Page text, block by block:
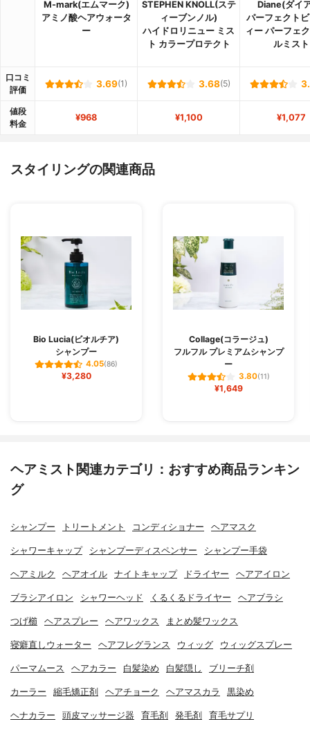
M-mark(エムマーク)
アミノ酸ヘアウォータ
ー
STEPHEN KNOLL(ステ
ィーブンノル)
ハイドロリニュー ミス
ト カラープロテクト
Diane(ダイ
パーフェクト
ィー パーフェ
ルミスト
口コミ
評価
3.69(1) 3.68(5)
値段
料金
¥968 ¥1,100 ¥1,077
スタイリングの関連商品
Bio Lucia(ビオルチア)
シャンプー
4.05(86)
¥3,280
Collage(コラージュ)
フルフル プレミアムシャンプ
ー
3.80(11)
¥1,649
ヘアミスト関連カテゴリ：おすすめ商品ランキン
グ
シャンプー トリートメント コンディショナー ヘアマスク
シャワーキャップ シャンプーディスペンサー シャンプー手袋
ヘアミルク ヘアオイル ナイトキャップ ドライヤー ヘアアイロン
ブラシアイロン シャワーヘッド くるくるドライヤー ヘアブラシ
つげ櫛 ヘアスプレー ヘアワックス まとめ髪ワックス
寝癖直しウォーター ヘアフレグランス ウィッグ ウィッグスプレー
パーマムース ヘアカラー 白髪染め 白髪隠し ブリーチ剤
カーラー 縮毛矯正剤 ヘアチョーク ヘアマスカラ 黒染め
ヘナカラー 頭皮マッサージ器 育毛剤 発毛剤 育毛サプリ